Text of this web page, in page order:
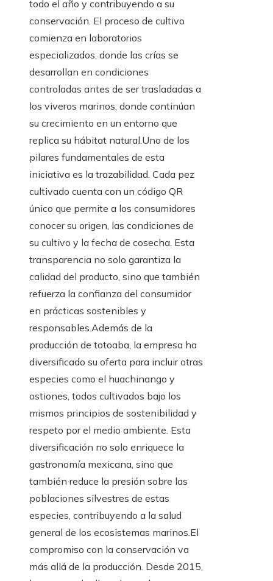
todo el año y contribuyendo a su
conservación. El proceso de cultivo
comienza en laboratorios
especializados, donde las crías se
desarrollan en condiciones
controladas antes de ser trasladadas a
los viveros marinos, donde continúan
su crecimiento en un entorno que
replica su hábitat natural.Uno de los
pilares fundamentales de esta
iniciativa es la trazabilidad. Cada pez
cultivado cuenta con un código QR
único que permite a los consumidores
conocer su origen, las condiciones de
su cultivo y la fecha de cosecha. Esta
transparencia no solo garantiza la
calidad del producto, sino que también
refuerza la confianza del consumidor
en prácticas sostenibles y
responsables.Además de la
producción de totoaba, la empresa ha
diversificado su oferta para incluir otras
especies como el huachinango y
ostiones, todos cultivados bajo los
mismos principios de sostenibilidad y
respeto por el medio ambiente. Esta
diversificación no solo enriquece la
gastronomía mexicana, sino que
también reduce la presión sobre las
poblaciones silvestres de estas
especies, contribuyendo a la salud
general de los ecosistemas marinos.El
compromiso con la conservación va
más allá de la producción. Desde 2015,